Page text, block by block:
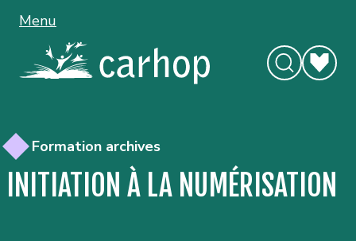
Menu
Formation archives
INITIATION À LA NUMÉRISATION